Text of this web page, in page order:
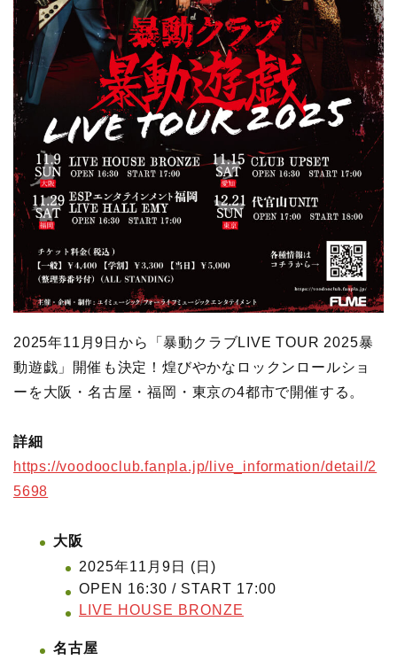
2025年11月9日から「暴動クラブLIVE TOUR 2025暴
動遊戯」開催も決定！煌びやかなロックンロールショ
ーを大阪・名古屋・福岡・東京の4都市で開催する。
詳細
https://voodooclub.fanpla.jp/live_information/detail/2
5698
大阪
2025年11月9日 (日)
OPEN 16:30 / START 17:00
LIVE HOUSE BRONZE
名古屋